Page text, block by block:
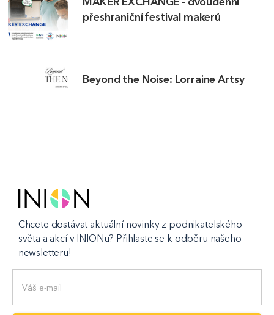
přeshraniční festival makerů
Beyond the Noise: Lorraine Artsy
Chcete dostávat aktuální novinky z podnikatelského
světa a akcí v INIONu? Přihlaste se k odběru našeho
newsletteru!